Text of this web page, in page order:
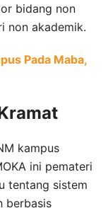
bidang non
non akademik.
Pada Maba,
kampus
ini pemateri
tentang sistem
berbasis